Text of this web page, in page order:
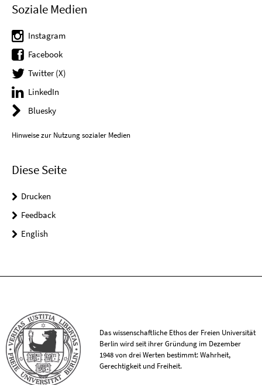
Soziale Medien
Instagram
Facebook
Twitter (X)
LinkedIn
Bluesky
Hinweise zur Nutzung sozialer Medien
Diese Seite
Drucken
Feedback
English
Das wissenschaftliche Ethos der Freien Universität
Berlin wird seit ihrer Gründung im Dezember
1948 von drei Werten bestimmt: Wahrheit,
Gerechtigkeit und Freiheit.